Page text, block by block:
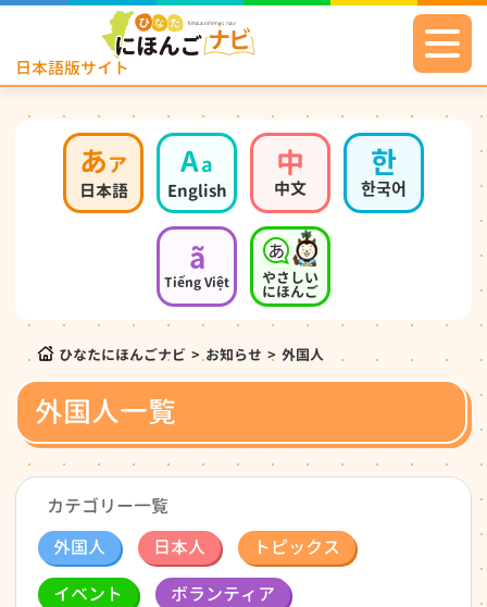
日本語版サイト
あア
日本語
Aa
English
中
中文
한
한국어
ã
Tiếng Việt やさしい
にほんご
ひなたにほんごナビ >お知らせ > 外国人
外国人一覧
カテゴリー一覧
外国人
日本人
トピックス
イベント
ボランティア